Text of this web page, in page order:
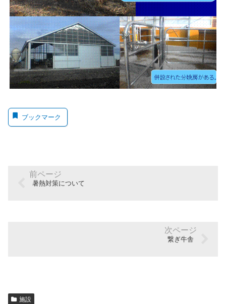
ブックマーク
暑熱対策について
繋ぎ牛舎
施設